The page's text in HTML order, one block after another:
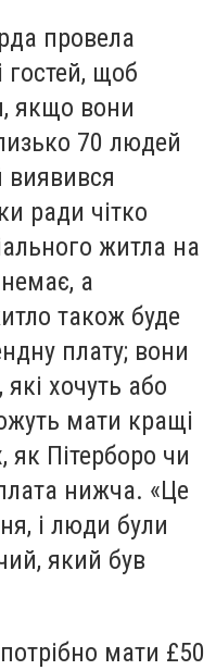
провела
гостей, щоб
якщо вони
70 людей
виявився
ради чітко
житла на
а
також буде
плату; вони
хочуть або
мати кращі
як Пітерборо чи
нижча. «Це
і люди були
який був
мати £50